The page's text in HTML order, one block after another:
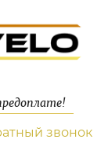
звонок